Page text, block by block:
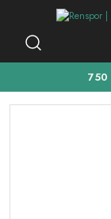
750